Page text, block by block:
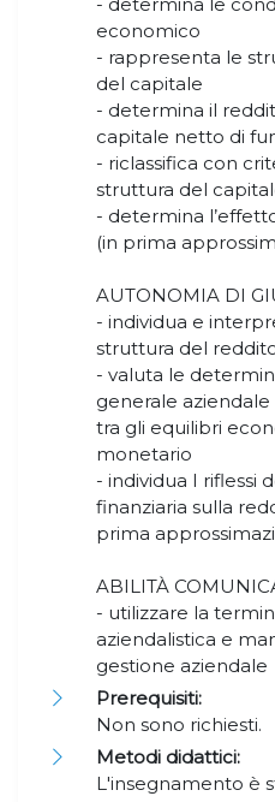
economico
- rappresenta le
del capitale
- determina il
capitale netto di
- riclassifica con
struttura del
- determina
(in prima
AUTONOMIA DI
- individua e
struttura del
- valuta le
generale
tra gli equilibri
monetario
- individua I riflessi
finanziaria sulla
prima
ABILITÀ
- utilizzare la
aziendalistica e
gestione aziendale
Prerequisiti:
Non sono richiesti.
Metodi didattici:
L'insegnamento è